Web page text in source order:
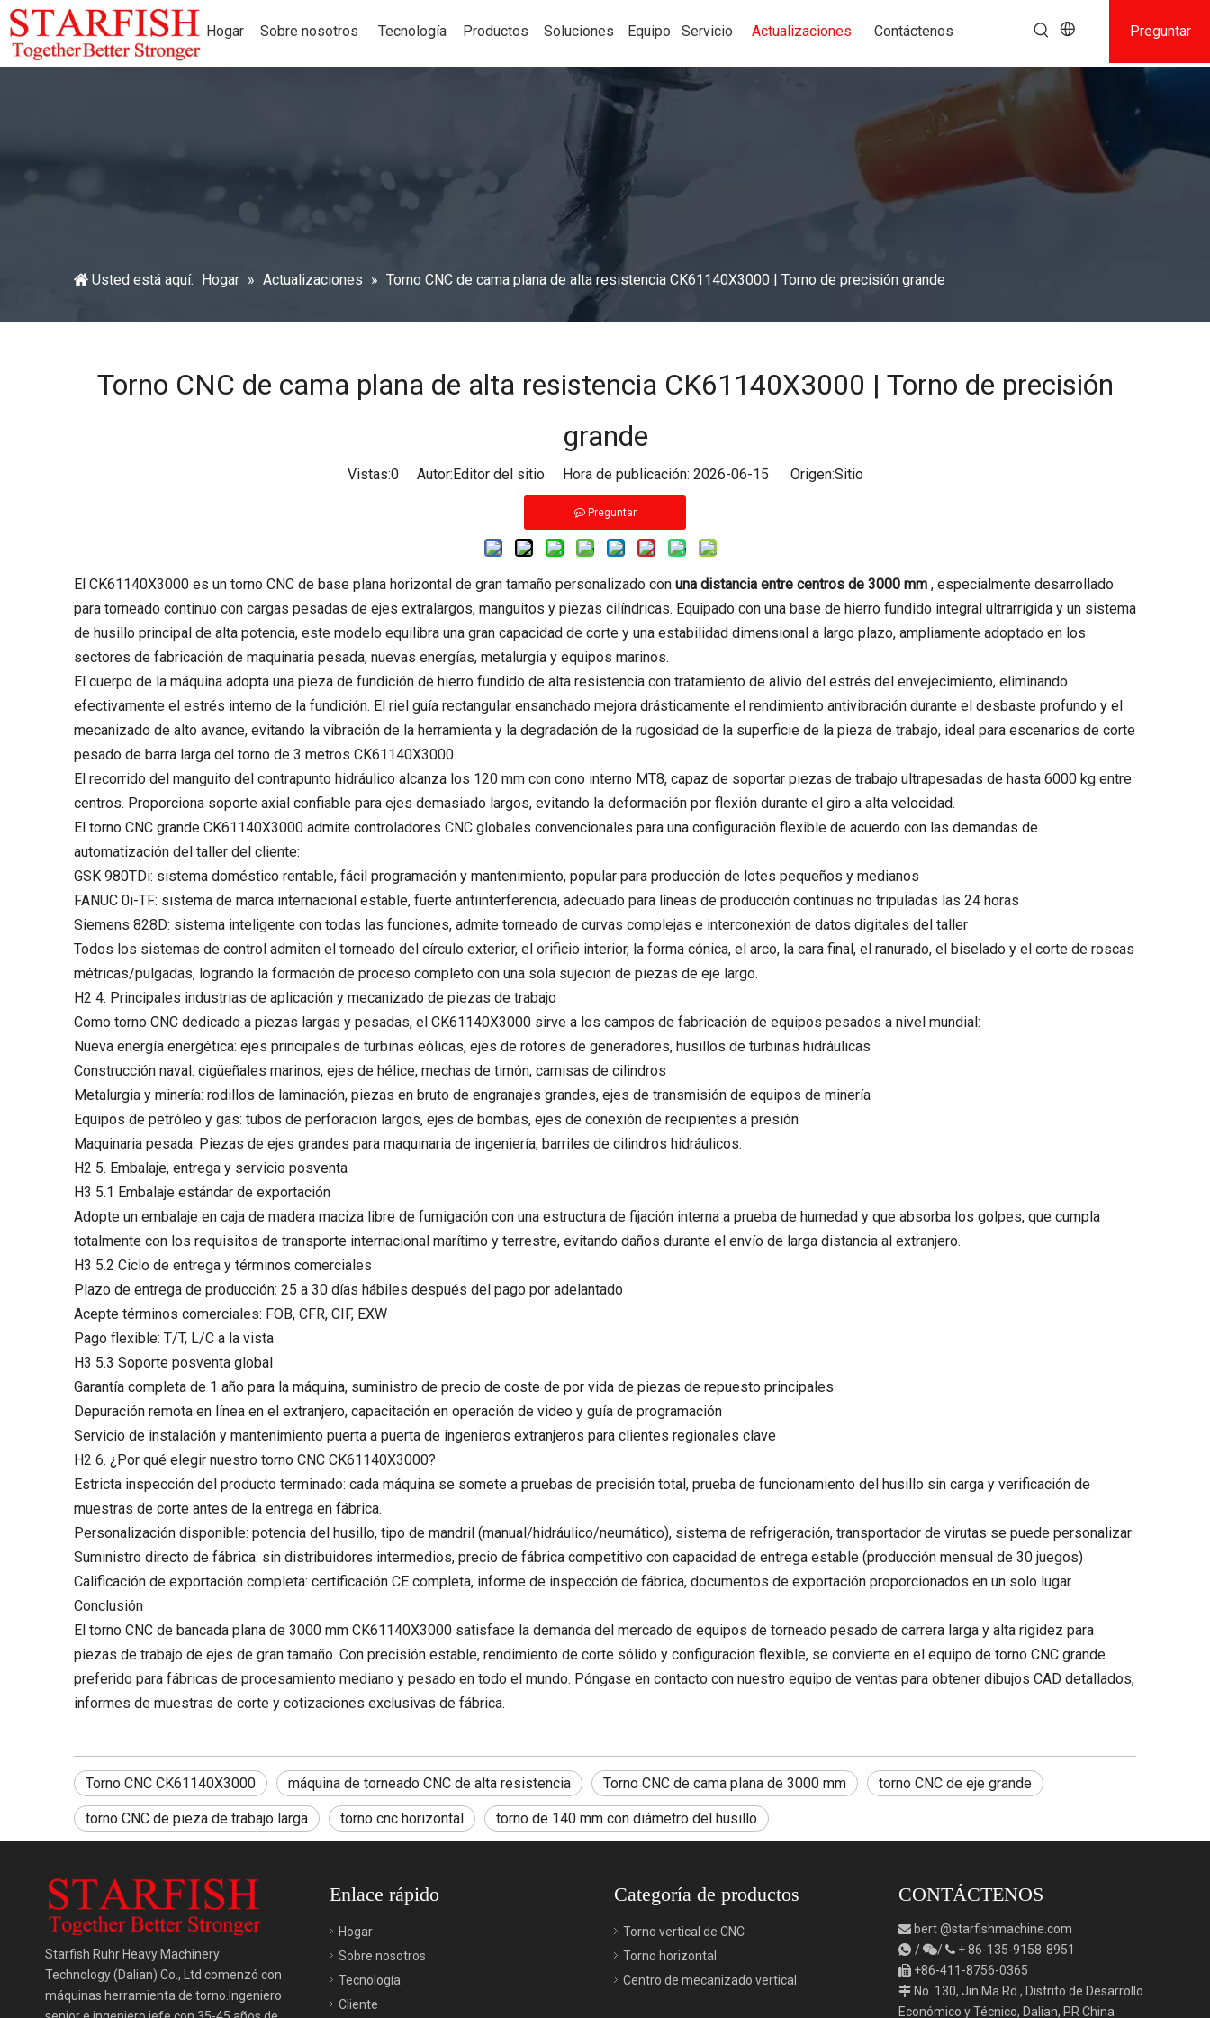
Hogar Sobre nosotros Tecnología Productos Soluciones Equipo Servicio Actualizaciones Contáctenos Preguntar
Usted está aquí: Hogar » Actualizaciones » Torno CNC de cama plana de alta resistencia CK61140X3000 | Torno de precisión grande
Torno CNC de cama plana de alta resistencia CK61140X3000 | Torno de precisión
grande
Vistas:0Autor:Editor del sitio Hora de publicación: 2026-06-15 Origen:Sitio
Preguntar
El CK61140X3000 es un torno CNC de base plana horizontal de gran tamaño personalizado con una distancia entre centros de 3000 mm , especialmente desarrollado
para torneado continuo con cargas pesadas de ejes extralargos, manguitos y piezas cilíndricas. Equipado con una base de hierro fundido integral ultrarrígida y un sistema
de husillo principal de alta potencia, este modelo equilibra una gran capacidad de corte y una estabilidad dimensional a largo plazo, ampliamente adoptado en los
sectores de fabricación de maquinaria pesada, nuevas energías, metalurgia y equipos marinos.
El cuerpo de la máquina adopta una pieza de fundición de hierro fundido de alta resistencia con tratamiento de alivio del estrés del envejecimiento, eliminando
efectivamente el estrés interno de la fundición. El riel guía rectangular ensanchado mejora drásticamente el rendimiento antivibración durante el desbaste profundo y el
mecanizado de alto avance, evitando la vibración de la herramienta y la degradación de la rugosidad de la superficie de la pieza de trabajo, ideal para escenarios de corte
pesado de barra larga del torno de 3 metros CK61140X3000.
El recorrido del manguito del contrapunto hidráulico alcanza los 120 mm con cono interno MT8, capaz de soportar piezas de trabajo ultrapesadas de hasta 6000 kg entre
centros. Proporciona soporte axial confiable para ejes demasiado largos, evitando la deformación por flexión durante el giro a alta velocidad.
El torno CNC grande CK61140X3000 admite controladores CNC globales convencionales para una configuración flexible de acuerdo con las demandas de
automatización del taller del cliente:
GSK 980TDi: sistema doméstico rentable, fácil programación y mantenimiento, popular para producción de lotes pequeños y medianos
FANUC 0i-TF: sistema de marca internacional estable, fuerte antiinterferencia, adecuado para líneas de producción continuas no tripuladas las 24 horas
Siemens 828D: sistema inteligente con todas las funciones, admite torneado de curvas complejas e interconexión de datos digitales del taller
Todos los sistemas de control admiten el torneado del círculo exterior, el orificio interior, la forma cónica, el arco, la cara final, el ranurado, el biselado y el corte de roscas
métricas/pulgadas, logrando la formación de proceso completo con una sola sujeción de piezas de eje largo.
H2 4. Principales industrias de aplicación y mecanizado de piezas de trabajo
Como torno CNC dedicado a piezas largas y pesadas, el CK61140X3000 sirve a los campos de fabricación de equipos pesados ​​a nivel mundial:
Nueva energía energética: ejes principales de turbinas eólicas, ejes de rotores de generadores, husillos de turbinas hidráulicas
Construcción naval: cigüeñales marinos, ejes de hélice, mechas de timón, camisas de cilindros
Metalurgia y minería: rodillos de laminación, piezas en bruto de engranajes grandes, ejes de transmisión de equipos de minería
Equipos de petróleo y gas: tubos de perforación largos, ejes de bombas, ejes de conexión de recipientes a presión
Maquinaria pesada: Piezas de ejes grandes para maquinaria de ingeniería, barriles de cilindros hidráulicos.
H2 5. Embalaje, entrega y servicio posventa
H3 5.1 Embalaje estándar de exportación
Adopte un embalaje en caja de madera maciza libre de fumigación con una estructura de fijación interna a prueba de humedad y que absorba los golpes, que cumpla
totalmente con los requisitos de transporte internacional marítimo y terrestre, evitando daños durante el envío de larga distancia al extranjero.
H3 5.2 Ciclo de entrega y términos comerciales
Plazo de entrega de producción: 25 a 30 días hábiles después del pago por adelantado
Acepte términos comerciales: FOB, CFR, CIF, EXW
Pago flexible: T/T, L/C a la vista
H3 5.3 Soporte posventa global
Garantía completa de 1 año para la máquina, suministro de precio de coste de por vida de piezas de repuesto principales
Depuración remota en línea en el extranjero, capacitación en operación de video y guía de programación
Servicio de instalación y mantenimiento puerta a puerta de ingenieros extranjeros para clientes regionales clave
H2 6. ¿Por qué elegir nuestro torno CNC CK61140X3000?
Estricta inspección del producto terminado: cada máquina se somete a pruebas de precisión total, prueba de funcionamiento del husillo sin carga y verificación de
muestras de corte antes de la entrega en fábrica.
Personalización disponible: potencia del husillo, tipo de mandril (manual/hidráulico/neumático), sistema de refrigeración, transportador de virutas se puede personalizar
Suministro directo de fábrica: sin distribuidores intermedios, precio de fábrica competitivo con capacidad de entrega estable (producción mensual de 30 juegos)
Calificación de exportación completa: certificación CE completa, informe de inspección de fábrica, documentos de exportación proporcionados en un solo lugar
Conclusión
El torno CNC de bancada plana de 3000 mm CK61140X3000 satisface la demanda del mercado de equipos de torneado pesado de carrera larga y alta rigidez para
piezas de trabajo de ejes de gran tamaño. Con precisión estable, rendimiento de corte sólido y configuración flexible, se convierte en el equipo de torno CNC grande
preferido para fábricas de procesamiento mediano y pesado en todo el mundo. Póngase en contacto con nuestro equipo de ventas para obtener dibujos CAD detallados,
informes de muestras de corte y cotizaciones exclusivas de fábrica.
Torno CNC CK61140X3000 máquina de torneado CNC de alta resistencia Torno CNC de cama plana de 3000 mm torno CNC de eje grande
torno CNC de pieza de trabajo larga torno cnc horizontal torno de 140 mm con diámetro del husillo
Starfish Ruhr Heavy Machinery
Technology (Dalian) Co., Ltd comenzó con
máquinas herramienta de torno.Ingeniero
Enlace rápido
Hogar
Sobre nosotros
Tecnología
Cliente
Categoría de productos
Torno vertical de CNC
Torno horizontal
Centro de mecanizado vertical
CONTÁCTENOS
 bert@starfishmachine.com
 / /  +86-135-9158-8951
 +86-411-8756-0365
 No. 130, Jin Ma Rd., Distrito de Desarrollo
Económico y Técnico, Dalian, PR China